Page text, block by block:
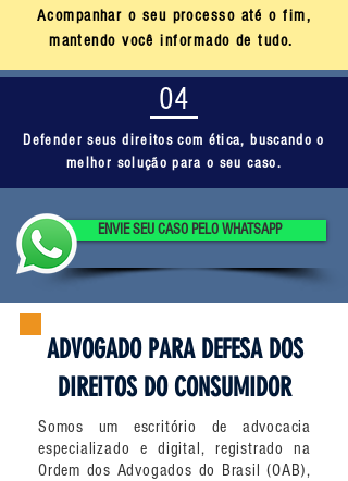
Acompanhar o seu processo até o fim,
mantendo você informado de tudo.
04
Defender seus direitos com ética, buscando o
melhor solução para o seu caso.
ENVIE SEU CASO PELO WHATSAPP
ADVOGADO PARA DEFESA DOS
DIREITOS DO CONSUMIDOR
Somos um escritório de advocacia
especializado e digital, registrado na
Ordem dos Advogados do Brasil (OAB),